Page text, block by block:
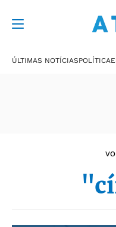
ÚLTIMAS NOTÍCIASPOLÍTICA